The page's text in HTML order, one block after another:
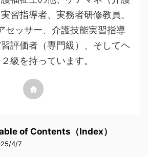
習指導者、実務者研修教員、
セッサー、介護技能実習指導
評価者（専門級）、そしてヘ
級を持っています。
of Contents（Index）
4/7